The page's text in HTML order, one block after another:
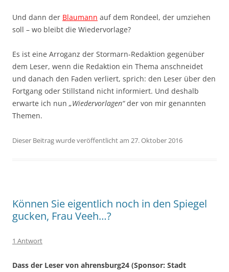
Und dann der Blaumann auf dem Rondeel, der umziehen
soll – wo bleibt die Wiedervorlage?
Es ist eine Arroganz der Stormarn-Redaktion gegenüber
dem Leser, wenn die Redaktion ein Thema anschneidet
und danach den Faden verliert, sprich: den Leser über den
Fortgang oder Stillstand nicht informiert. Und deshalb
erwarte ich nun „Wiedervorlagen“der von mir genannten
Themen.
Dieser Beitrag wurde veröffentlicht am 27. Oktober 2016
Können Sie eigentlich noch in den Spiegel
gucken, Frau Veeh…?
1 Antwort
Dass der Leser von ahrensburg24 (Sponsor: Stadt